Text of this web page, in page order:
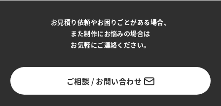
お見積り依頼やお困りごとがある場合、
また制作にお悩みの場合は
お気軽にご連絡ください。
ご相談 / お問い合わせ